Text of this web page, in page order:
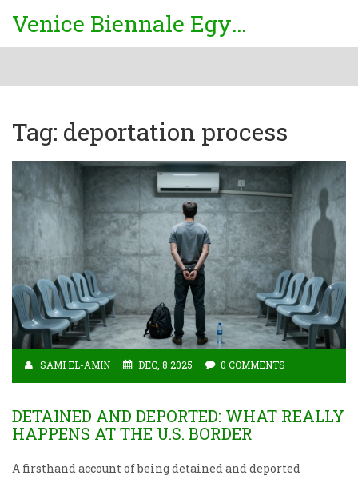
Venice Biennale Egypt
Tag: deportation process
SAMI EL-AMIN DEC, 8 2025 0 COMMENTS
DETAINED AND DEPORTED: WHAT REALLY
HAPPENS AT THE U.S. BORDER
A firsthand account of being detained and deported